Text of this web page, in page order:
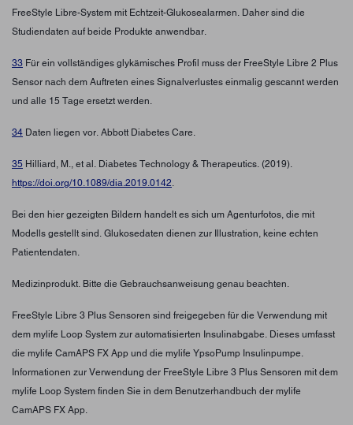
FreeStyle Libre-System mit Echtzeit-Glukosealarmen. Daher sind die
Studiendaten auf beide Produkte anwendbar.
33 Für ein vollständiges glykämisches Profil muss der FreeStyle Libre 2 Plus
Sensor nach dem Auftreten eines Signalverlustes einmalig gescannt werden
und alle 15 Tage ersetzt werden.
34 Daten liegen vor. Abbott Diabetes Care.
35 Hilliard, M., et al. Diabetes Technology & Therapeutics. (2019).
https://doi.org/10.1089/dia.2019.0142.
Bei den hier gezeigten Bildern handelt es sich um Agenturfotos, die mit
Modells gestellt sind. Glukosedaten dienen zur Illustration, keine echten
Patientendaten.
Medizinprodukt. Bitte die Gebrauchsanweisung genau beachten.
FreeStyle Libre 3 Plus Sensoren sind freigegeben für die Verwendung mit
dem mylife Loop System zur automatisierten Insulinabgabe. Dieses umfasst
die mylife CamAPS FX App und die mylife YpsoPump Insulinpumpe.
Informationen zur Verwendung der FreeStyle Libre 3 Plus Sensoren mit dem
mylife Loop System finden Sie in dem Benutzerhandbuch der mylife
CamAPS FX App.